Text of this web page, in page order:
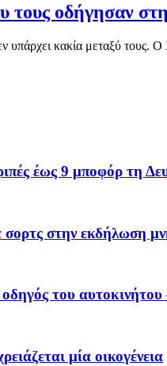
τους οδήγησαν
κακία μεταξύ τους. Ο
έως 9 μποφόρ τη
σορτς στην
του
μία οικογένεια